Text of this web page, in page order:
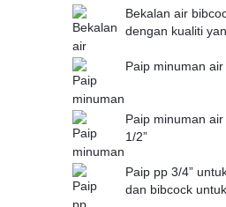
Bekalan air
dengan kualiti
Paip minuman air
Paip minuman air
1/2”
Paip pp 3/4”
dan bibcock untuk